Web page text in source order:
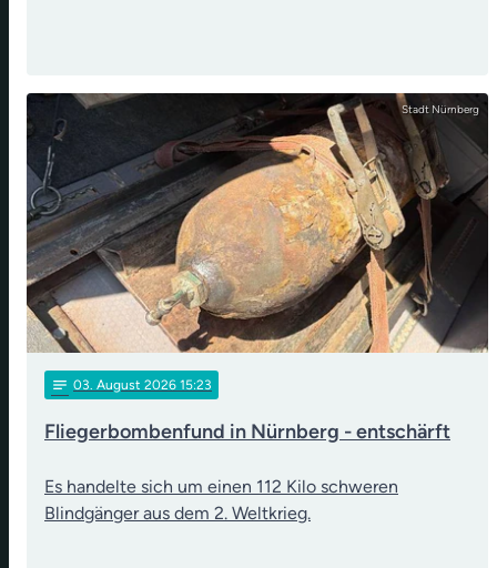
Stadt Nürnberg
notes 03. August 2026 15:23
Fliegerbombenfund in Nürnberg - entschärft
Es handelte sich um einen 112 Kilo schweren
Blindgänger aus dem 2. Weltkrieg.